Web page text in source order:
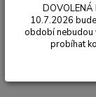
HDMI
Redukce
10.7.2026
období nebudou
probíhat